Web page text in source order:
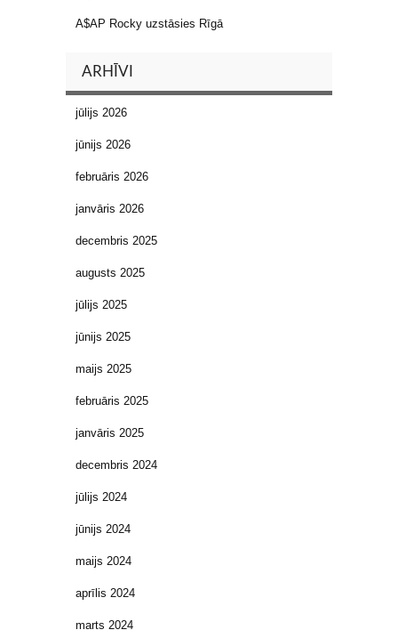
A$AP Rocky uzstāsies Rīgā
ARHĪVI
jūlijs 2026
jūnijs 2026
februāris 2026
janvāris 2026
decembris 2025
augusts 2025
jūlijs 2025
jūnijs 2025
maijs 2025
februāris 2025
janvāris 2025
decembris 2024
jūlijs 2024
jūnijs 2024
maijs 2024
aprīlis 2024
marts 2024